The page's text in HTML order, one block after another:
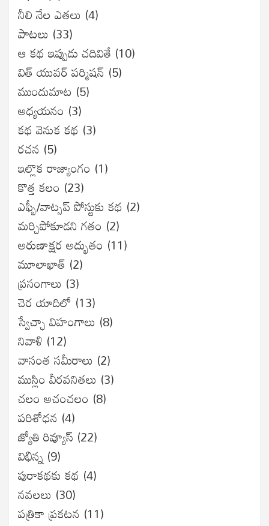
నీలి నేల ఎతలు (4)
పాటలు (33)
ఆ కథ ఇప్పుడు చదివితే (10)
విత్ యువర్ పర్మిషన్ (5)
ముందుమాట (5)
అధ్యయనం (3)
కథ వెనుక కథ (3)
రచన (5)
ఇల్లొక రాజ్యాంగం (1)
కొత్త కలం (23)
ఎఫ్బీ/వాట్సప్ పోస్టుకు కథ (2)
మర్చిపోకూడని గతం (2)
అరుణాక్షర అద్భుతం (11)
మూలాఖాత్ (2)
ప్రసంగాలు (3)
చెర యాదిలో (13)
స్వేచ్ఛా విహంగాలు (8)
నివాళి (12)
వాసంత సమీరాలు (2)
ముస్లిం వీరవనితలు (3)
చలం అచంచలం (8)
ప‌రిశోధ‌న‌ (4)
జ్యోతి రివ్యూస్ (22)
విభిన్న (9)
పురాకథకు కథ (4)
నవలలు (30)
పత్రికా ప్రకటన (11)